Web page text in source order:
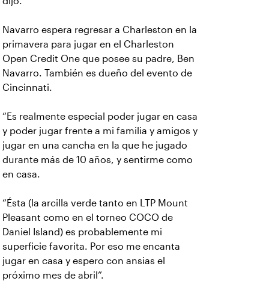
Navarro espera regresar a Charleston en la
primavera para jugar en el Charleston
Open Credit One que posee su padre, Ben
Navarro. También es dueño del evento de
Cincinnati.
“Es realmente especial poder jugar en casa
y poder jugar frente a mi familia y amigos y
jugar en una cancha en la que he jugado
durante más de 10 años, y sentirme como
en casa.
“Ésta (la arcilla verde tanto en LTP Mount
Pleasant como en el torneo COCO de
Daniel Island) es probablemente mi
superficie favorita. Por eso me encanta
jugar en casa y espero con ansias el
próximo mes de abril”.